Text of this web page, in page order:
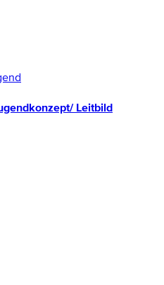
Leitbild